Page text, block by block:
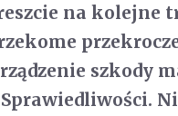
na kolejne
szkody